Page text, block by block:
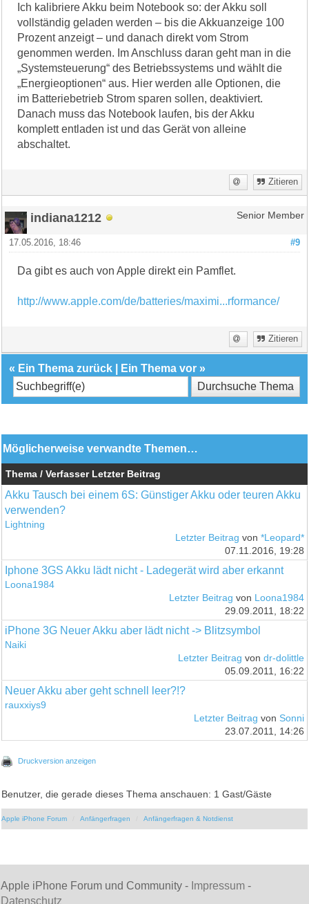
Ich kalibriere Akku beim Notebook so: der Akku soll
vollständig geladen werden – bis die Akkuanzeige 100
Prozent anzeigt – und danach direkt vom Strom
genommen werden. Im Anschluss daran geht man in die
„Systemsteuerung“ des Betriebssystems und wählt die
„Energieoptionen“ aus. Hier werden alle Optionen, die
im Batteriebetrieb Strom sparen sollen, deaktiviert.
Danach muss das Notebook laufen, bis der Akku
komplett entladen ist und das Gerät von alleine
abschaltet.
Zitieren
indiana1212 Senior Member
#9
17.05.2016, 18:46
Da gibt es auch von Apple direkt ein Pamflet.
http://www.apple.com/de/batteries/maximi...rformance/
Zitieren
« Ein Thema zurück Ein Thema vor »
Möglicherweise verwandte Themen…
Thema / Verfasser Letzter Beitrag
Akku Tausch bei einem 6S: Günstiger Akku oder teuren Akku
verwenden?
Lightning
Letzter Beitrag von *Leopard*
07.11.2016, 19:28
Iphone 3GS Akku lädt nicht - Ladegerät wird aber erkannt
Loona1984
Letzter Beitrag von Loona1984
29.09.2011, 18:22
iPhone 3G Neuer Akku aber lädt nicht -> Blitzsymbol
Naiki
Letzter Beitrag von dr-dolittle
05.09.2011, 16:22
Neuer Akku aber geht schnell leer?!?
rauxxiys9
Letzter Beitrag von Sonni
23.07.2011, 14:26
Druckversion anzeigen
Benutzer, die gerade dieses Thema anschauen: 1 Gast/Gäste
Apple iPhone Forum Anfängerfragen Anfängerfragen & Notdienst
Apple iPhone Forum und Community - Impressum -
Datenschutz